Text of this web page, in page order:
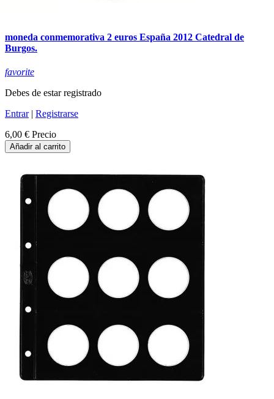
moneda conmemorativa 2 euros España 2012 Catedral de
Burgos.
favorite
Debes de estar registrado
Entrar| Registrarse
6,00 € Precio
Añadir al carrito